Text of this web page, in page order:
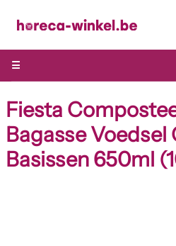
naar
inhoud
☰
Fiesta
Bagasse
Basissen 650ml